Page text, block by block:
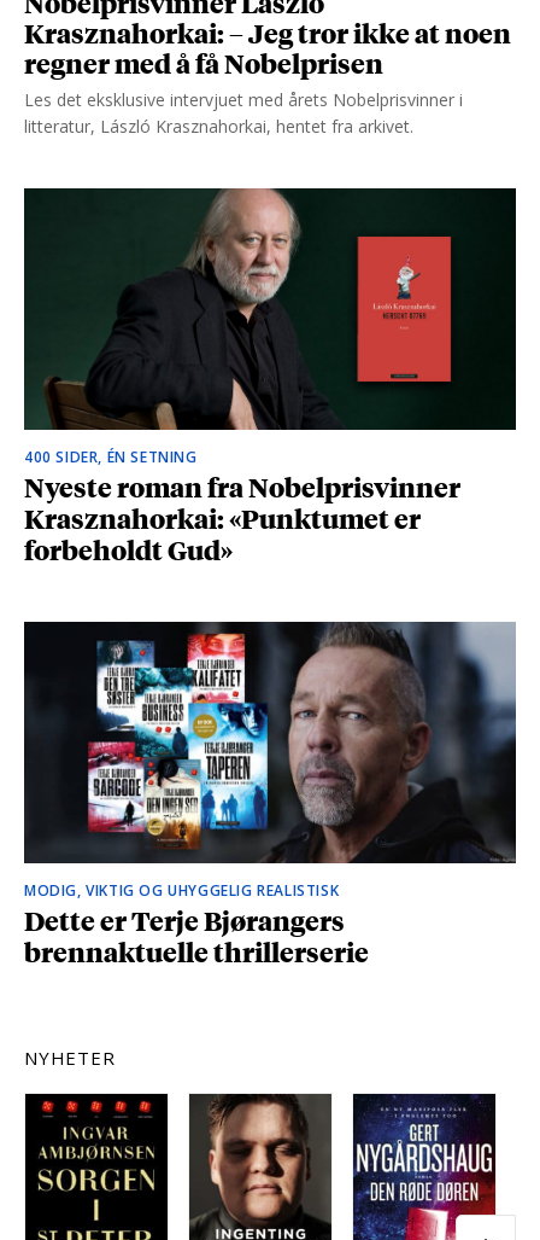
Krasznahorkai: – Jeg tror ikke at noen
regner med å få Nobelprisen
Les det eksklusive intervjuet med årets Nobelprisvinner i
litteratur, László Krasznahorkai, hentet fra arkivet.
400 SIDER, ÉN SETNING
Nyeste roman fra Nobelprisvinner
Krasznahorkai: «Punktumet er
forbeholdt Gud»
MODIG, VIKTIG OG UHYGGELIG REALISTISK
Dette er Terje Bjørangers
brennaktuelle thrillerserie
NYHETER